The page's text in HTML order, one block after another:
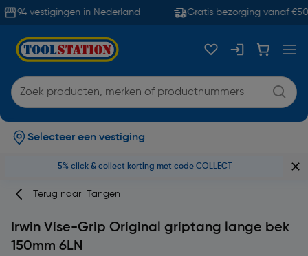
94 vestigingen in Nederland Gratis bezorging vanaf €50
Selecteer een vestiging
5% click & collect korting met code COLLECT
Terug naar Tangen
Irwin Vise-Grip Original griptang lange bek
150mm 6LN